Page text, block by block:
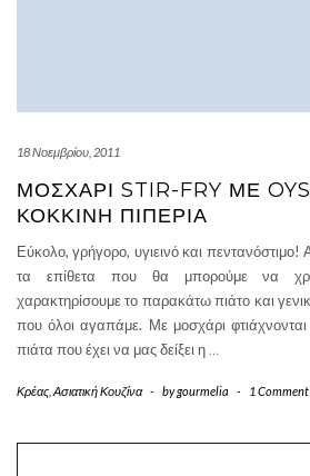
18 Νοεμβρίου, 2011
ΜΟΣΧΆΡΙ STIR-FRY ΜΕ
ΚΌΚΚΙΝΗ ΠΙΠΕΡΙΆ
Εύκολο, γρήγορο, υγιεινό και πεντανόστιμο!
τα επίθετα που θα μπορούμε να
χαρακτηρίσουμε το παρακάτω πιάτο και
που όλοι αγαπάμε. Με μοσχάρι
πιάτα που έχει να μας δείξει η …
Κρέας Ασιατική Κουζίνα - bygourmelia - 1 Comment